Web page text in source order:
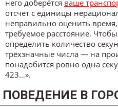
него доберётся ваше
отсчёт с единицы
неправильно оценить
требуемое расстояние.
определить количество
трёхзначные числа — на
понадобится ровно одна
423…».
ПОВЕДЕНИЕ В